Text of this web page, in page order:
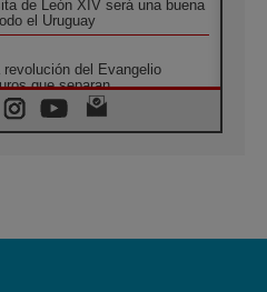
de León XIV será una buena
el Uruguay
del Evangelio
que separan
caridad y esperanza